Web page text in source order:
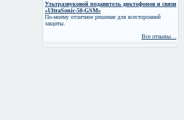
Ультразвуковой подавитель диктофонов и связи
«UltraSonic-50-GSM»
По-моему отличное решение для всесторонней
защиты.
Все отзывы...